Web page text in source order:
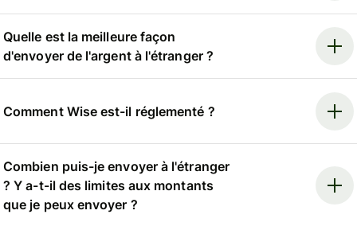
Quelle est la meilleure façon
d'envoyer de l'argent à l'étranger ?
Comment Wise est-il réglementé ?
Combien puis-je envoyer à l'étranger
? Y a-t-il des limites aux montants
que je peux envoyer ?